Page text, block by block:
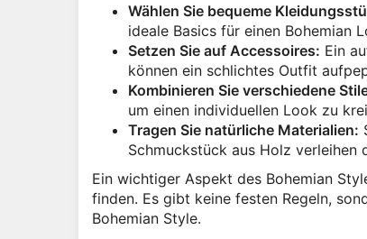
Wählen Sie bequeme
ideale Basics für einen Bohemian
Setzen Sie auf Accessoires: Ein
können ein schlichtes Outfit
Kombinieren Sie verschiedene
um einen individuellen Look zu
Tragen Sie natürliche Materialien:
Schmuckstück aus Holz verleihen
Ein wichtiger Aspekt des Bohemian
finden. Es gibt keine festen Regeln,
Bohemian Style.